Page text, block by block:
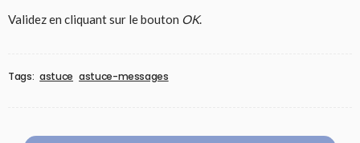
Validez en cliquant sur le bouton OK.
Tags: astuce astuce-messages